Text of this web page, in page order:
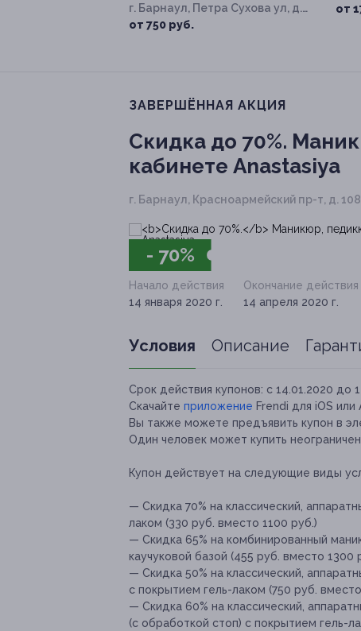
г. Барнаул, Петра Сухова ул, д.
14а
от 750 руб.
от
ЗАВЕРШЁННАЯ АКЦИЯ
Скидка до 70%.
кабинете Anastasiya
г. Барнаул, Красноармейский пр-т, д.
- 70%
Начало действия
14 января 2020 г.
Окончание действия
14 апреля 2020 г.
Условия Описание
Срок действия купонов: с 14.01.2020 до
Скачайте приложение Frendi для iOS
Вы также можете предъявить купон в
Один человек может купить
Купон действует на следующие виды
— Скидка 70% на классический,
лаком (330 руб. вместо 1100 руб.)
— Скидка 65% на комбинированный
каучуковой базой (455 руб. вместо 1300
— Скидка 50% на классический,
с покрытием гель-лаком (750 руб.
— Скидка 60% на классический,
(с обработкой стоп) с покрытием гель-